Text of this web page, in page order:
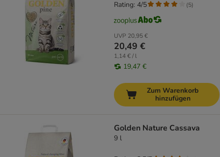
UVP 20,95 €
20,49 €
1,14 € / l
19,47 €
Rating: 4/5 (5)
Zum Warenkorb
hinzufügen
Golden Nature Cassava
9 l